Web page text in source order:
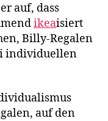
auf, dass
ikeaisiert
Billy-Regalen
individuellen
auf den